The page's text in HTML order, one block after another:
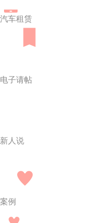
汽车租赁
电子请帖
新人说
案例